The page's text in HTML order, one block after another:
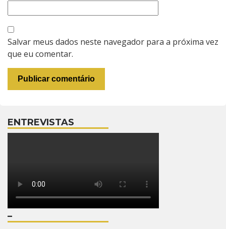
Salvar meus dados neste navegador para a próxima vez
que eu comentar.
ENTREVISTAS
–